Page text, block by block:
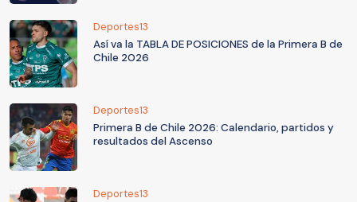
Deportes13
Así va la TABLA DE POSICIONES de la Primera B de
Chile 2026
Deportes13
Primera B de Chile 2026: Calendario, partidos y
resultados del Ascenso
Deportes13